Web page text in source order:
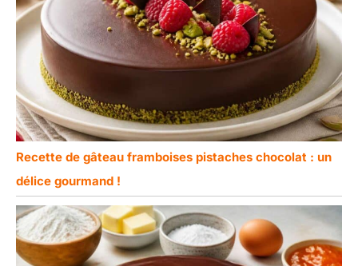
Recette de gâteau framboises pistaches chocolat : un
délice gourmand !